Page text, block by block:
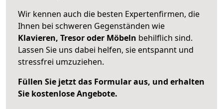
Wir kennen auch die besten Expertenfirmen, die
Ihnen bei schweren Gegenständen wie
Klavieren, Tresor oder Möbeln behilflich sind.
Lassen Sie uns dabei helfen, sie entspannt und
stressfrei umzuziehen.
Füllen Sie jetzt das Formular aus, und erhalten
Sie kostenlose Angebote.